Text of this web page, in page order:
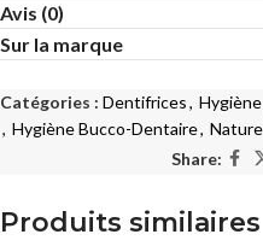
Avis (0)
Sur la marque
Catégories : Dentifrices, Hygiène
, Hygiène Bucco-Dentaire,
Share:
Produits similaires